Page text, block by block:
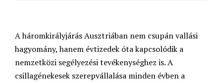
A háromkirályjárás Ausztriában nem csupán vallási
hagyomány, hanem évtizedek óta kapcsolódik a
nemzetközi segélyezési tevékenységhez is. A
csillagénekesek szerepvállalása minden évben a